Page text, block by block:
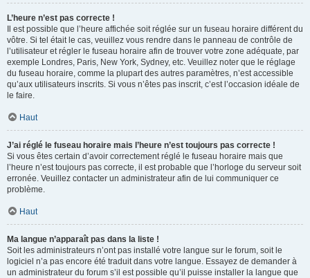
L’heure n’est pas correcte !
Il est possible que l’heure affichée soit réglée sur un fuseau horaire différent du
vôtre. Si tel était le cas, veuillez vous rendre dans le panneau de contrôle de
l’utilisateur et régler le fuseau horaire afin de trouver votre zone adéquate, par
exemple Londres, Paris, New York, Sydney, etc. Veuillez noter que le réglage
du fuseau horaire, comme la plupart des autres paramètres, n’est accessible
qu’aux utilisateurs inscrits. Si vous n’êtes pas inscrit, c’est l’occasion idéale de
le faire.
Haut
J’ai réglé le fuseau horaire mais l’heure n’est toujours pas correcte !
Si vous êtes certain d’avoir correctement réglé le fuseau horaire mais que
l’heure n’est toujours pas correcte, il est probable que l’horloge du serveur soit
erronée. Veuillez contacter un administrateur afin de lui communiquer ce
problème.
Haut
Ma langue n’apparaît pas dans la liste !
Soit les administrateurs n’ont pas installé votre langue sur le forum, soit le
logiciel n’a pas encore été traduit dans votre langue. Essayez de demander à
un administrateur du forum s’il est possible qu’il puisse installer la langue que